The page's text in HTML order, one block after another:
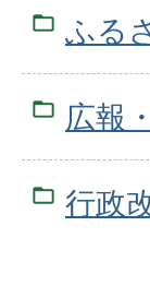
ふる
広報
行政